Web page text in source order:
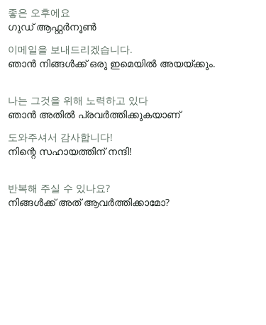
좋은 오후에요
ഗുഡ് ആഫ്റ്റർനൂൺ
이메일을 보내드리겠습니다.
ഞാൻ നിങ്ങൾക്ക് ഒരു ഇമെയിൽ അയയ്ക്കും.
나는 그것을 위해 노력하고 있다
ഞാൻ അതിൽ പ്രവർത്തിക്കുകയാണ്
도와주셔서 감사합니다!
നിന്റെ സഹായത്തിന് നന്ദി!
반복해 주실 수 있나요?
നിങ്ങൾക്ക് അത് ആവർത്തിക്കാമോ?